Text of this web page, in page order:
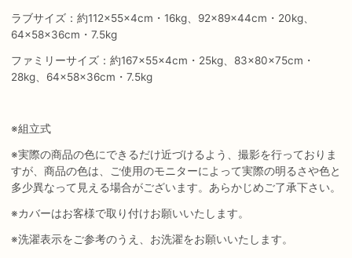
ラブサイズ：約112×55×4cm・16kg、92×89×44cm・20kg、
64×58×36cm・7.5kg
ファミリーサイズ：約167×55×4cm・25kg、83×80×75cm・
28kg、64×58×36cm・7.5kg
※組立式
※実際の商品の色にできるだけ近づけるよう、撮影を行っておりま
すが、商品の色は、ご使用のモニターによって実際の明るさや色と
多少異なって見える場合がございます。あらかじめご了承下さい。
※カバーはお客様で取り付けお願いいたします。
※洗濯表示をご参考のうえ、お洗濯をお願いいたします。